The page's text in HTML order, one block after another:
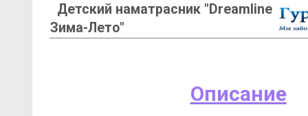
Детский наматрасник "Dreamline
Зима-Лето"
Описание